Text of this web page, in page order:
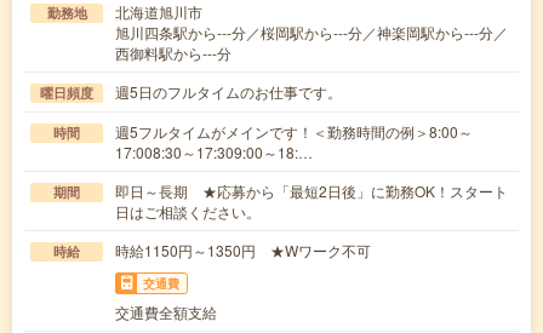
勤務地
北海道旭川市
旭川四条駅から---分／桜岡駅から---分／神楽岡駅から---分／
西御料駅から---分
曜日頻度 週5日のフルタイムのお仕事です。
時間
週5フルタイムがメインです！＜勤務時間の例＞8:00～
17:008:30～17:309:00～18:…
期間
即日～長期 ★応募から「最短2日後」に勤務OK！スタート
日はご相談ください。
時給 時給1150円～1350円 ★Wワーク不可
交通費
交通費全額支給